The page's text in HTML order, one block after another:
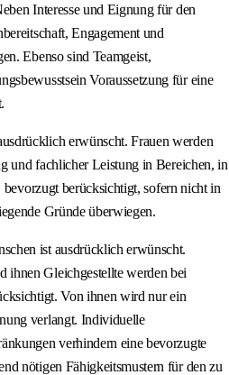
Interesse und Eignung für den
Engagement und
Ebenso sind Teamgeist,
Voraussetzung für eine
erwünscht. Frauen werden
und fachlicher Leistung in Bereichen, in
bevorzugt berücksichtigt, sofern nicht in
Gründe überwiegen.
ist ausdrücklich erwünscht.
ihnen Gleichgestellte werden bei
Von ihnen wird nur ein
verlangt. Individuelle
verhindern eine bevorzugte
nötigen Fähigkeitsmustern für den zu